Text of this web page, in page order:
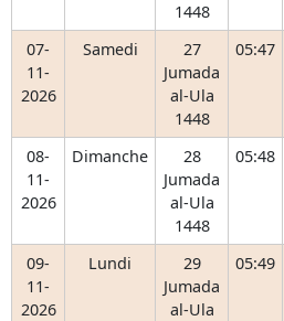
1448
07-
11-
2026
Samedi
27
Jumada
al-Ula
1448
05:47
08-
11-
2026
Dimanche
28
Jumada
al-Ula
1448
05:48
09-
11-
2026
Lundi
29
Jumada
al-Ula
05:49